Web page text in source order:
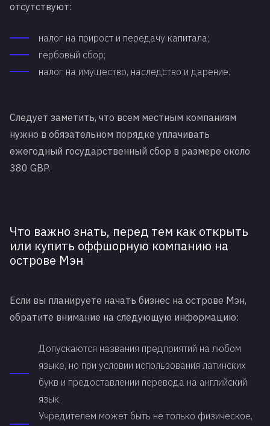
отсутствуют:
налог на прирост и передачу капитала;
гербовый сбор;
налог на имущество, наследство и дарение.
Следует заметить, что всем местным компаниям
нужно в обязательном порядке уплачивать
ежегодный государственный сбор в размере около
380 GBP.
Что важно знать, перед тем как открыть
или купить оффшорную компанию на
острове Мэн
Если вы планируете начать бизнес на острове Мэн,
обратите внимание на следующую информацию:
Допускаются названия предприятий на любом
языке, но при условии использования латинских
букв и предоставлении перевода на английский
язык.
Учредителем может быть не только физическое,